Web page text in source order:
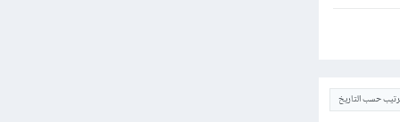
حسب التاريخ